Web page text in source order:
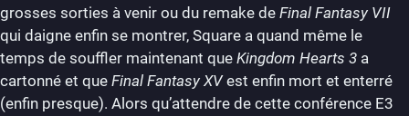
grosses sorties à venir ou du remake de Final Fantasy VII
qui daigne enfin se montrer, Square a quand même le
temps de souffler maintenant que Kingdom Hearts 3 a
cartonné et que Final Fantasy XVest enfin mort et enterré
(enfin presque). Alors qu’attendre de cette conférence E3